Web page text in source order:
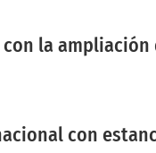
la
con